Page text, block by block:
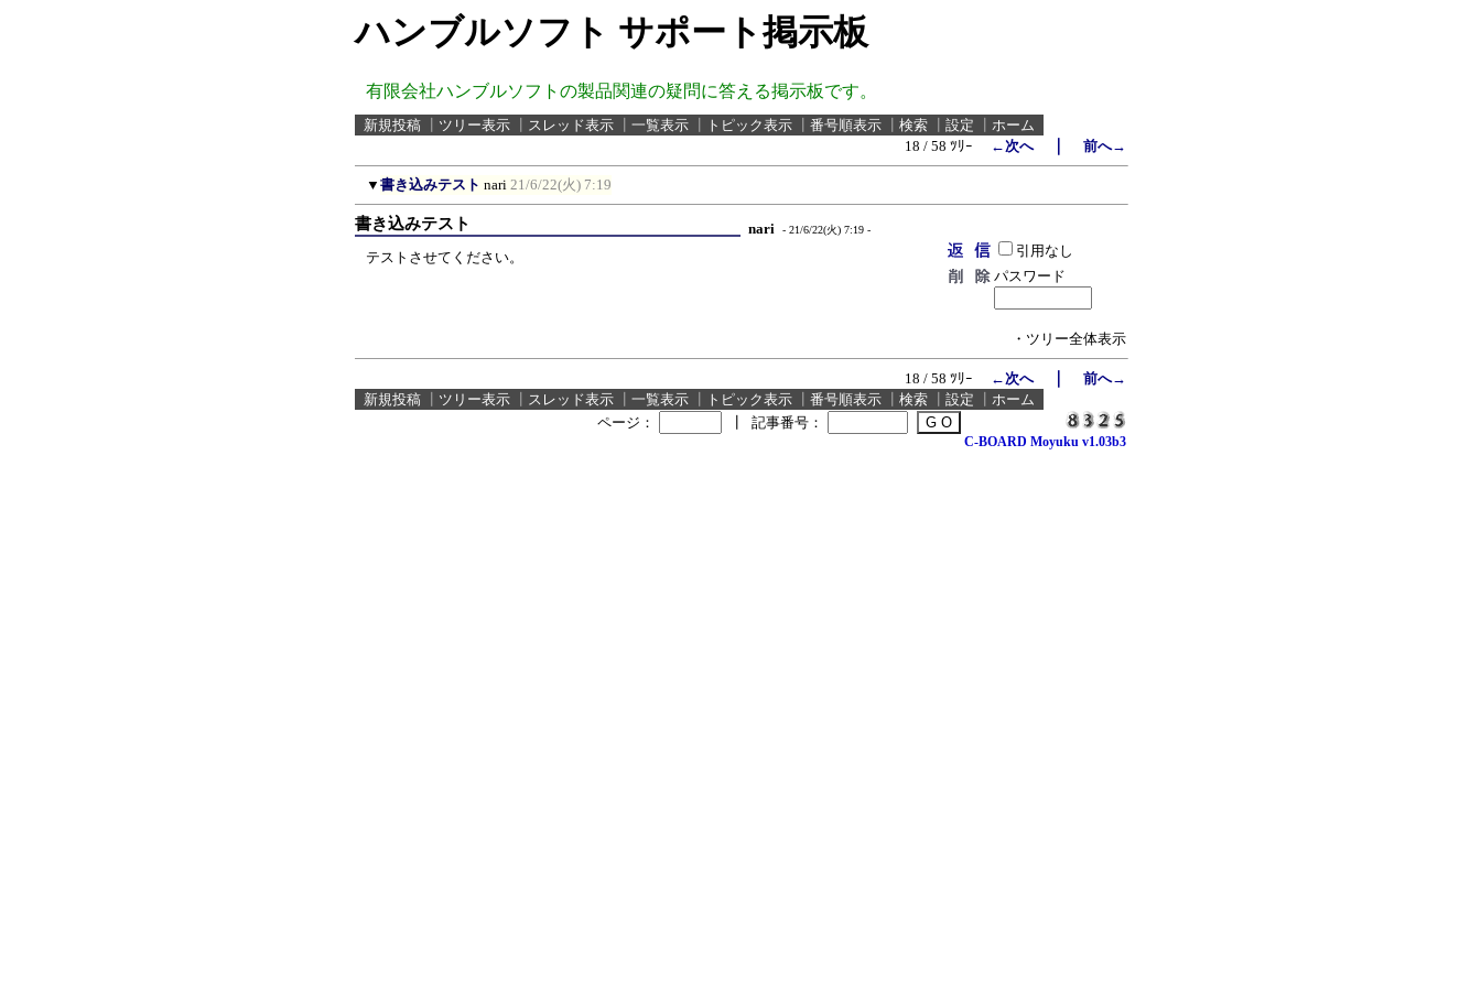
ハンブルソフト サポート掲示板
有限会社ハンブルソフトの製品関連の疑問に答える掲示板です。
新規投稿 ツリー表示 スレッド表示 一覧表示 トピック表示 番号順表示 検索 設定
ホーム
18 / 58 ﾂﾘｰ
←次へ｜ 前へ→
▼ 書き込みテスト nari 21/6/22(火) 7:19
書き込みテスト nari - 21/6/22(火) 7:19 -
テストさせてください。
引用なし
パスワード
・ツリー全体表示
18 / 58 ﾂﾘｰ ←次へ｜ 前へ→
新規投稿
ツリー表示 スレッド表示 一覧表示 トピック表示 番号順表示 検索 設定
ホーム
ページ：
記事番号：
C-BOARD Moyuku v1.03b3